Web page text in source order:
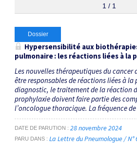
1 / 1
Dossier
Hypersensibilité aux
pulmonaire : les réactions liées à la
Les nouvelles thérapeutiques du cancer
être responsables de réactions liées à la
diagnostic, le traitement de la réaction
prophylaxie doivent faire partie des
l’oncologue thoracique. La fréquence de
DATE DE PARUTION 28 novembre 2024
PARU DANS La Lettre du Pneumologue / N°